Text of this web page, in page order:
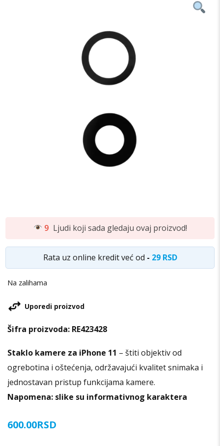
9 Ljudi koji sada gledaju ovaj proizvod!
Rata uz online kredit već od - 29 RSD
600.00RSD
Na zalihama
Staklo kamere za iPhone 11 – štiti objektiv od
ogrebotina i oštećenja, održavajući kvalitet snimaka i
jednostavan pristup funkcijama kamere.
Napomena: slike su informativnog karaktera
Uporedi proizvod
Šifra proizvoda: RE423428